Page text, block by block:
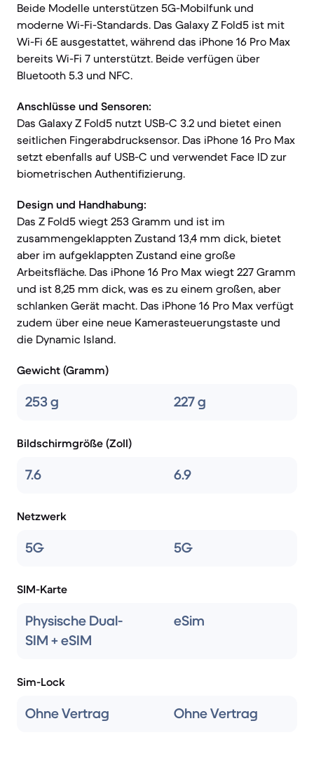
Beide Modelle unterstützen 5G-Mobilfunk und
moderne Wi-Fi-Standards. Das Galaxy Z Fold5 ist mit
Wi-Fi 6E ausgestattet, während das iPhone 16 Pro Max
bereits Wi-Fi 7 unterstützt. Beide verfügen über
Bluetooth 5.3 und NFC.
Anschlüsse und Sensoren:
Das Galaxy Z Fold5 nutzt USB-C 3.2 und bietet einen
seitlichen Fingerabdrucksensor. Das iPhone 16 Pro Max
setzt ebenfalls auf USB-C und verwendet Face ID zur
biometrischen Authentifizierung.
Design und Handhabung:
Das Z Fold5 wiegt 253 Gramm und ist im
zusammengeklappten Zustand 13,4 mm dick, bietet
aber im aufgeklappten Zustand eine große
Arbeitsfläche. Das iPhone 16 Pro Max wiegt 227 Gramm
und ist 8,25 mm dick, was es zu einem großen, aber
schlanken Gerät macht. Das iPhone 16 Pro Max verfügt
zudem über eine neue Kamerasteuerungstaste und
die Dynamic Island.
Gewicht (Gramm)
253 g 227 g
Bildschirmgröße (Zoll)
7.6 6.9
Netzwerk
5G 5G
SIM-Karte
Physische Dual-
SIM + eSIM
eSim
Sim-Lock
Ohne Vertrag Ohne Vertrag